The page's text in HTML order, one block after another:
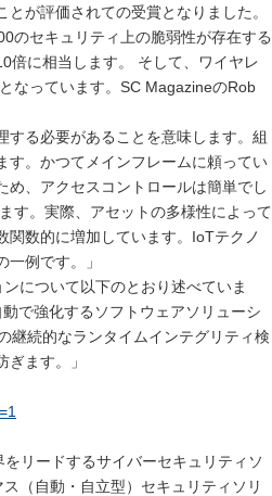
が評価されての受賞となりました。
のセキュリティ上の脆弱性が存在する
倍に相当します。 そして、ワイヤレ
なっています。SC MagazineのRob
する必要があることを意味します。組
す。かつてメインフレームに頼ってい
、アクセスコントロールは簡単でし
す。実際、アセットの多様性によって
数的に増加しています。IoTテクノ
例です。」
について以下のとおり述べていま
で強化するソフトウェアソリューシ
継続的なランタイムインテグリティ検
ます。」
リードするサイバーセキュリティソ
（自動・自立型）セキュリティソリ